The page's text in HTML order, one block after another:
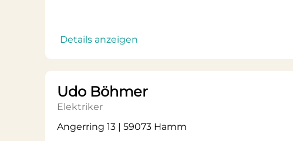
Details anzeigen
Udo Böhmer
Elektriker
Angerring 13 | 59073 Hamm